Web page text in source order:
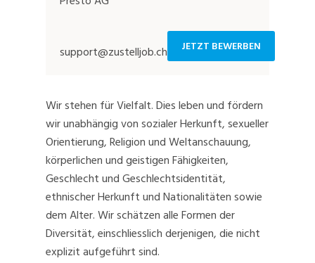
support@zustelljob.ch JETZT BEWERBEN
Wir stehen für Vielfalt. Dies leben und fördern
wir unabhängig von sozialer Herkunft, sexueller
Orientierung, Religion und Weltanschauung,
körperlichen und geistigen Fähigkeiten,
Geschlecht und Geschlechtsidentität,
ethnischer Herkunft und Nationalitäten sowie
dem Alter. Wir schätzen alle Formen der
Diversität, einschliesslich derjenigen, die nicht
explizit aufgeführt sind.